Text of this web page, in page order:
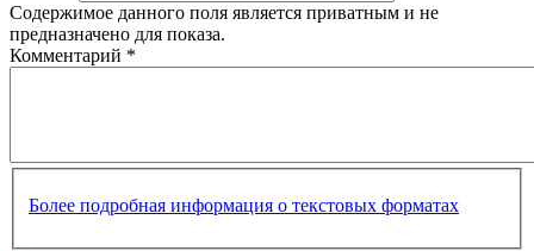
Содержимое данного поля является приватным и не
предназначено для показа.
Комментарий *
Более подробная информация о текстовых форматах